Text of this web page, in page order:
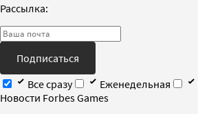
Рассылка:
Подписаться
Все сразу
Еженедельная
Новости Forbes Games